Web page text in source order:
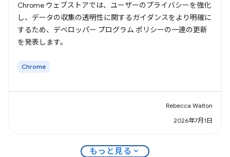
Chrome ウェブストアでは、ユーザーのプライバシーを強化
し、データの収集の透明性に関するガイダンスをより明確に
するため、デベロッパー プログラム ポリシーの一連の更新
を発表します。
Chrome
Rebecca Walton
2026年7月1日
もっと見る expand_more